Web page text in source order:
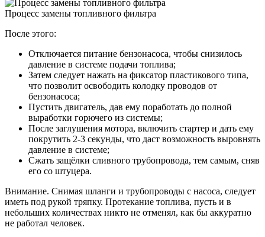
Процесс замены топливного фильтра
После этого:
Отключается питание бензонасоса, чтобы снизилось
давление в системе подачи топлива;
Затем следует нажать на фиксатор пластикового типа,
что позволит освободить колодку проводов от
бензонасоса;
Пустить двигатель, дав ему поработать до полной
выработки горючего из системы;
После заглушения мотора, включить стартер и дать ему
покрутить 2-3 секунды, что даст возможность выровнять
давление в системе;
Сжать защёлки сливного трубопровода, тем самым, сняв
его со штуцера.
Внимание. Снимая шланги и трубопроводы с насоса, следует
иметь под рукой тряпку. Протекание топлива, пусть и в
небольших количествах никто не отменял, как бы аккуратно
не работал человек.